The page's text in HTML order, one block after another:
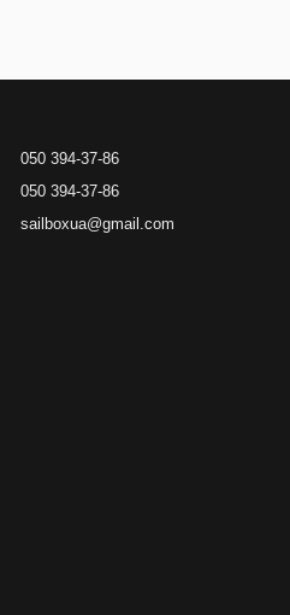
050 394-37-86
050 394-37-86
sailboxua@gmail.com